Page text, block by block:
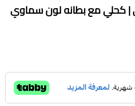
| كحلي مع بطانه لون سماوي